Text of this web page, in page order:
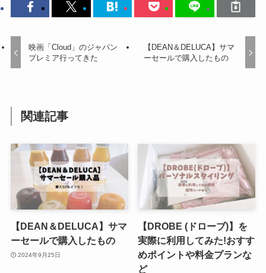
映画「Cloud」のジャパン
プレミア行ってきた
【DEAN＆DELUCA】サマ
ーセールで購入したもの
関連記事
【DEAN＆DELUCA】サマ
ーセールで購入したもの
2024年9月25日
【DROBE (ドローブ)】を
実際に利用してみた!おすす
めポイントや料金プランな
ど